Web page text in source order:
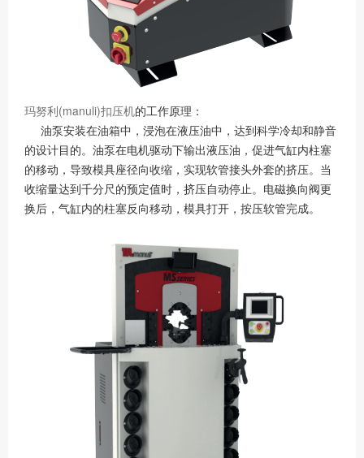
玛努利(manuli)扣压机的工作原理：
油泵安装在油箱中，浸泡在液压油中，达到科学冷却和静音
的设计目的。油泵在电机驱动下输出液压油，促进气缸内柱塞
的移动，导致模具座径向收缩，实现软管接头外套的挤压。当
收缩量达到千分尺的预定值时，挤压自动停止。电磁换向阀更
换后，气缸内的柱塞反向移动，模具打开，按压软管完成。